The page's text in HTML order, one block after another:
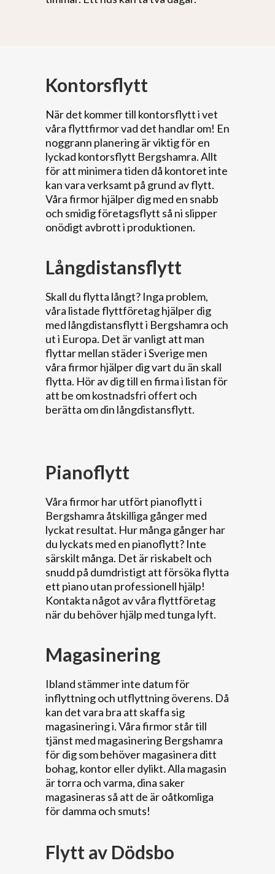
Kontorsflytt
När det kommer till kontorsflytt i vet
våra flyttfirmor vad det handlar om! En
noggrann planering är viktig för en
lyckad kontorsflytt Bergshamra. Allt
för att minimera tiden då kontoret inte
kan vara verksamt på grund av flytt.
Våra firmor hjälper dig med en snabb
och smidig företagsflytt så ni slipper
onödigt avbrott i produktionen.
Långdistansflytt
Skall du flytta långt? Inga problem,
våra listade flyttföretag hjälper dig
med långdistansflytt i Bergshamra och
ut i Europa. Det är vanligt att man
flyttar mellan städer i Sverige men
våra firmor hjälper dig vart du än skall
flytta. Hör av dig till en firma i listan för
att be om kostnadsfri offert och
berätta om din långdistansflytt.
Pianoflytt
Våra firmor har utfört pianoflytt i
Bergshamra åtskilliga gånger med
lyckat resultat. Hur många gånger har
du lyckats med en pianoflytt? Inte
särskilt många. Det är riskabelt och
snudd på dumdristigt att försöka flytta
ett piano utan professionell hjälp!
Kontakta något av våra flyttföretag
när du behöver hjälp med tunga lyft.
Magasinering
Ibland stämmer inte datum för
inflyttning och utflyttning överens. Då
kan det vara bra att skaffa sig
magasinering i. Våra firmor står till
tjänst med magasinering Bergshamra
för dig som behöver magasinera ditt
bohag, kontor eller dylikt. Alla magasin
är torra och varma, dina saker
magasineras så att de är oåtkomliga
för damma och smuts!
Flytt av Dödsbo